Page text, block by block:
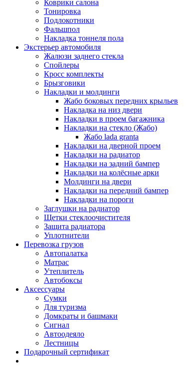
Коврики салона
Тонировка
Подлокотники
Фальшпол
Накладка тоннеля пола
Экстерьер автомобиля
Жалюзи заднего стекла
Спойлеры
Кросс комплекты
Брызговики
Накладки и молдинги
Жабо боковых передних крыльев
Накладка на низ двери
Накладки в проем багажника
Накладки на стекло (Жабо)
Жабо lada granta
Накладки на дверной проем
Накладки на радиатор
Накладки на задний бампер
Накладки на колёсные арки
Молдинги на двери
Накладки на передний бампер
Накладки на пороги
Заглушки на радиатор
Щетки стеклоочистителя
Защита радиатора
Уплотнители
Перевозка грузов
Автопалатка
Матрас
Утеплитель
Автобоксы
Аксессуары
Сумки
Для туризма
Домкраты и башмаки
Сигнал
Автоодеяло
Лестницы
Подарочный сертификат